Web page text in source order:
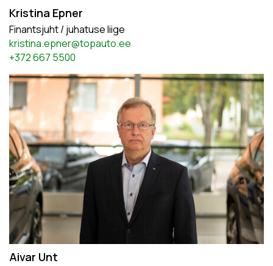
Kristina Epner
Finantsjuht / juhatuse liige
kristina.epner@topauto.ee
+372 667 5500
Aivar Unt